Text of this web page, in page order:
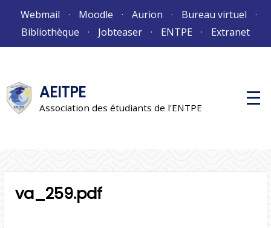
Webmail Moodle Aurion
Bureau virtuel
Bibliothèque
Jobteaser ENTPE Extranet
AEITPE
Association des étudiants de l'ENTPE
M
e
va_259.pdf